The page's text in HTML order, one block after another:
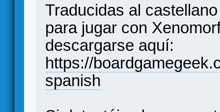
Traducidas al
para jugar con
descargarse aquí:
https://
spanish